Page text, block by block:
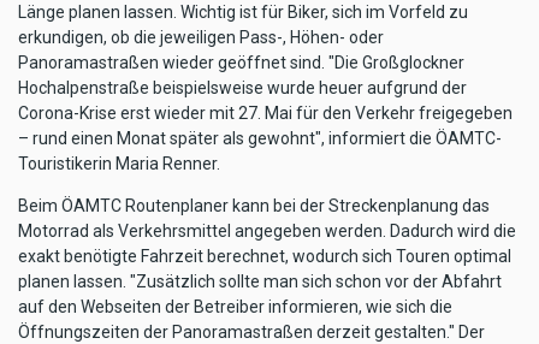
Länge planen lassen. Wichtig ist für Biker, sich im Vorfeld zu
erkundigen, ob die jeweiligen Pass-, Höhen- oder
Panoramastraßen wieder geöffnet sind. "Die Großglockner
Hochalpenstraße beispielsweise wurde heuer aufgrund der
Corona-Krise erst wieder mit 27. Mai für den Verkehr freigegeben
– rund einen Monat später als gewohnt", informiert die ÖAMTC-
Touristikerin Maria Renner.
Beim ÖAMTC Routenplaner kann bei der Streckenplanung das
Motorrad als Verkehrsmittel angegeben werden. Dadurch wird die
exakt benötigte Fahrzeit berechnet, wodurch sich Touren optimal
planen lassen. "Zusätzlich sollte man sich schon vor der Abfahrt
auf den Webseiten der Betreiber informieren, wie sich die
Öffnungszeiten der Panoramastraßen derzeit gestalten." Der